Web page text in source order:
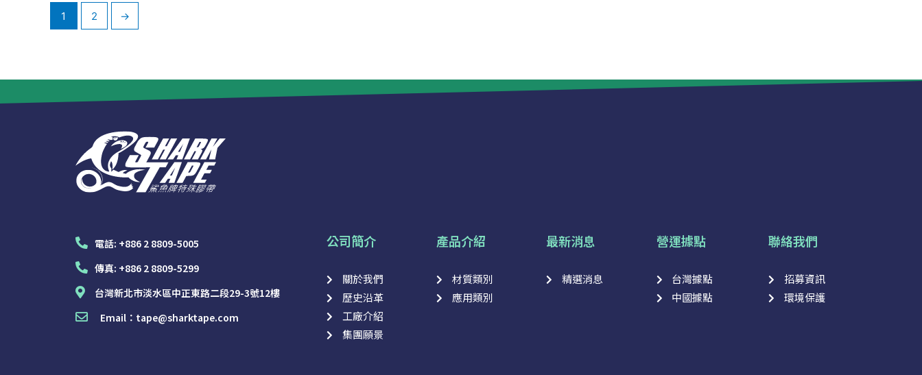
1 2 →
電話: +886 2 8809-5005
傳真: +886 2 8809-5299
台灣新北市淡水區中正東路二段29-3號12樓
Email： tape@sharktape.com
公司簡介
關於我們
歷史沿革
工廠介紹
集團願景
產品介紹
材質類別
應用類別
最新消息
精選消息
營運據點
台灣據點
中國據點
聯絡我們
招募資訊
環境保護